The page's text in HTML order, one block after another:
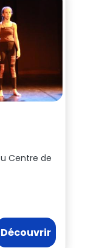
Centre de
Découvrir